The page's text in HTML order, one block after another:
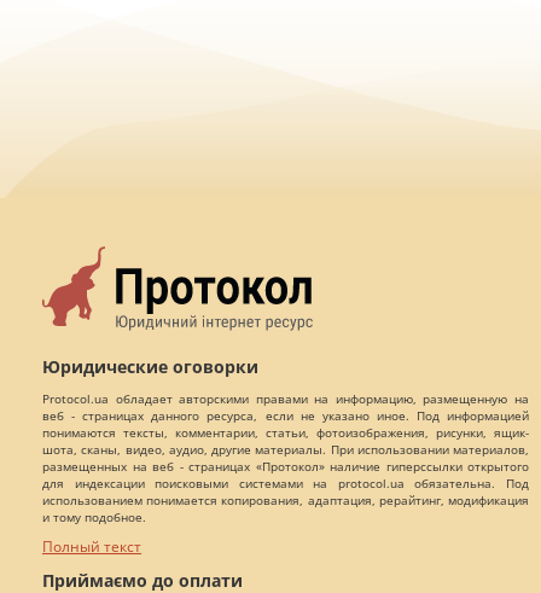
Юридические оговорки
Protocol.ua обладает авторскими правами на информацию, размещенную на
веб - страницах данного ресурса, если не указано иное. Под информацией
понимаются тексты, комментарии, статьи, фотоизображения, рисунки, ящик-
шота, сканы, видео, аудио, другие материалы. При использовании материалов,
размещенных на веб - страницах «Протокол» наличие гиперссылки открытого
для индексации поисковыми системами на protocol.ua обязательна. Под
использованием понимается копирования, адаптация, рерайтинг, модификация
и тому подобное.
Полный текст
Приймаємо до оплати